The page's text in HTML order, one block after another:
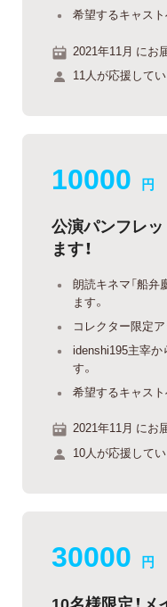
希望するキャス
2021年11月 にお
11人が応援してい
10000 円
公演パンフレ
ます！
朗読キネマ「船弁
ます。
コレクター限定
idenshi195主宰か
す。
希望するキャス
2021年11月 にお
10人が応援してい
30000 円